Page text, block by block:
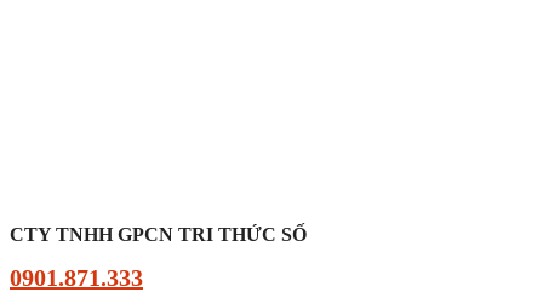
CTY TNHH GPCN TRI THỨC SỐ
0901.871.333